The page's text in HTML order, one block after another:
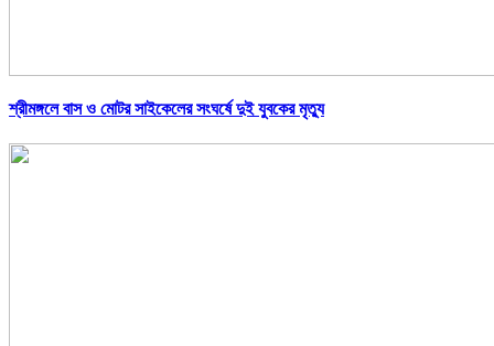
শ্রীমঙ্গলে বাস ও মোটর সাইকেলের সংঘর্ষে দুই যুবকের মৃত্যু